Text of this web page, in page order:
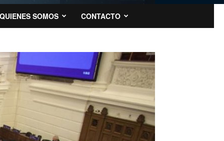
QUIENES SOMOS CONTACTO